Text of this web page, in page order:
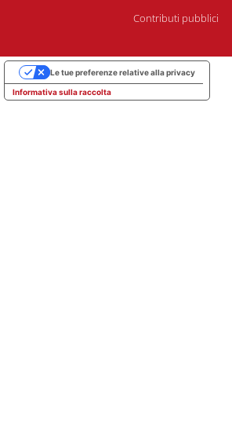
Contributi pubblici
Informativa sulla raccolta
Le tue preferenze relative alla privacy